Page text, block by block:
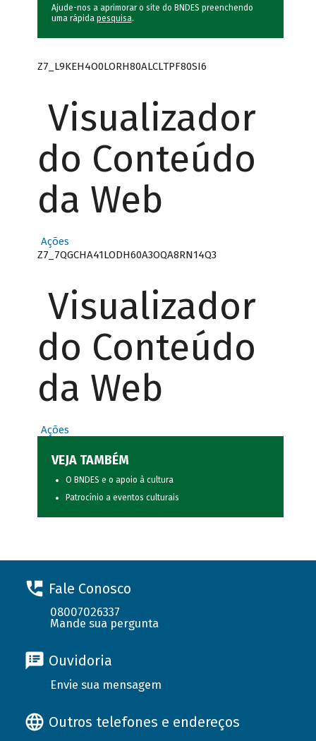
Ajude-nos a aprimorar o site do BNDES preenchendo
uma rápida pesquisa.
Z7_L9KEH4O0LORH80ALCLTPF80SI6
Visualizador
do Conteúdo
da Web
Ações
Z7_7QGCHA41LODH60A3OQA8RN14Q3
Visualizador
do Conteúdo
da Web
Ações
VEJA TAMBÉM
O BNDES e o apoio à cultura
Patrocínio a eventos culturais
Fale Conosco
08007026337
Mande sua pergunta
Ouvidoria
Envie sua mensagem
Outros telefones e endereços